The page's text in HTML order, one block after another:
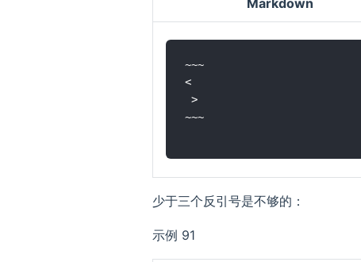
~~~
<
>
~~~
少于三个反引号是不够的：
示例 91